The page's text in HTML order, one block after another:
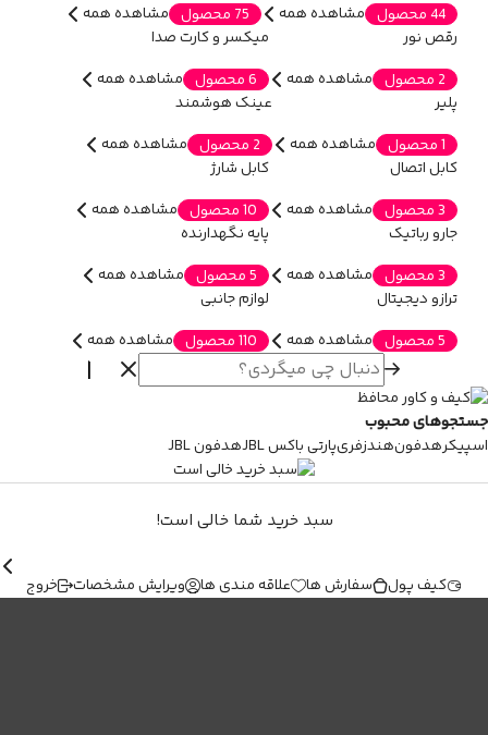
44 محصول
مشاهده همه
75 محصول
مشاهده همه
رقص نور
2 محصول
مشاهده همه
میکسر و کارت صدا
6 محصول
مشاهده همه
پلیر
1 محصول
مشاهده همه
عینک هوشمند
2 محصول
مشاهده همه
کابل اتصال
3 محصول
مشاهده همه
کابل شارژ
10 محصول
مشاهده همه
جارو رباتیک
3 محصول
مشاهده همه
پایه نگهدارنده
5 محصول
مشاهده همه
ترازو دیجیتال
5 محصول
مشاهده همه
لوازم جانبی
110 محصول
مشاهده همه
جستجوهای محبوب
اسپیکرهدفونهندزفریپارتی باکس JBL هدفون JBL
سبد خرید شما خالی است!
کیف پول سفارش ها علاقه مندی ها ویرایش مشخصات خروج